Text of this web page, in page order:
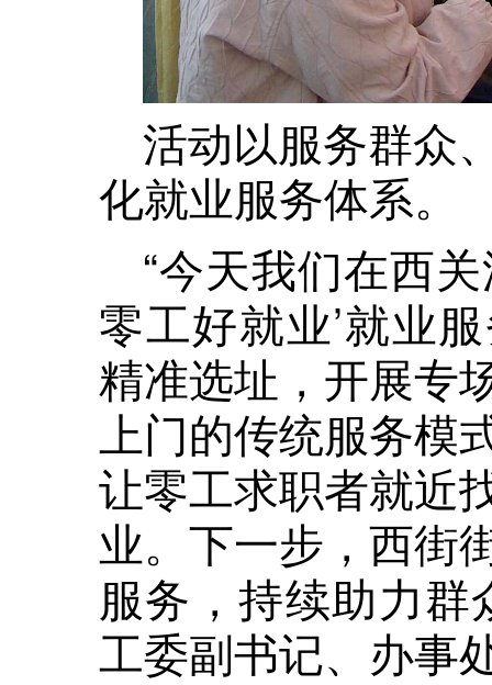
活动以服务群众
化就业服务体系。
“今天我们在西
零工好就业’就业
精准选址，开展专
上门的传统服务模
让零工求职者就近
业。下一步，西街
服务，持续助力群
工委副书记、办事